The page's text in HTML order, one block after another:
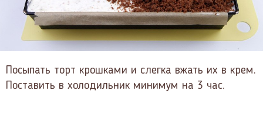
Посыпать торт крошками и слегка вжать их в крем.
Поставить в холодильник минимум на 3 час.